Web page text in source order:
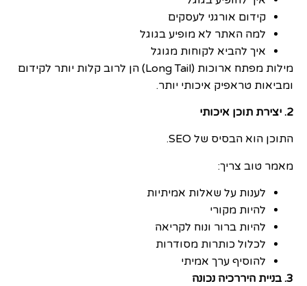
קידום אורגני לעסקים
למה האתר לא מופיע בגוגל
איך להביא לקוחות מגוגל
מילות מפתח ארוכות (Long Tail) הן לרוב קלות יותר לקידום
ומביאות טראפיק איכותי יותר.
2. יצירת תוכן איכותי
התוכן הוא הבסיס של SEO.
מאמר טוב צריך:
לענות על שאלות אמיתיות
להיות מקורי
להיות ברור ונוח לקריאה
לכלול כותרות מסודרות
להוסיף ערך אמיתי
3. בניית היררכיה נכונה